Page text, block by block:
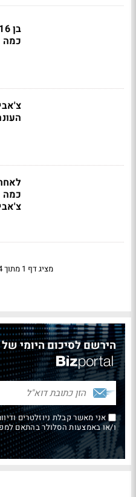
כמה
כמה
מציג דף 1 מתוך 14
הירשם לסיכום היומי
אני מאשר קבלת ניוזלטרים
ו/או באמצעות הסלולר בהתאם למפורט בסעיף